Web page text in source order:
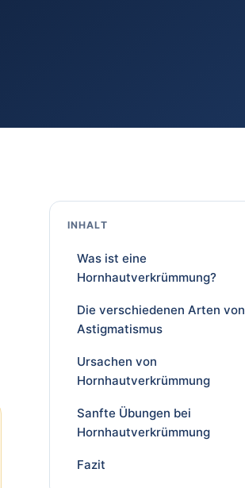
INHALT
Was ist eine
Hornhautverkrümmung?
Die verschiedenen Arten von
Astigmatismus
Ursachen von
Hornhautverkrümmung
Sanfte Übungen bei
Hornhautverkrümmung
Fazit